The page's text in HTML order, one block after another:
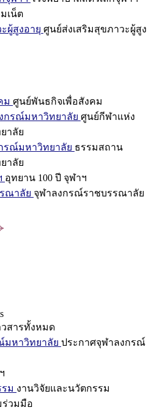
เน็ต
ผู้สูงอายุ ศูนย์ส่งเสริมสุขภาวะผู้สูง
ม ศูนย์พันธกิจเพื่อสังคม
กรณ์มหาวิทยาลัย ศูนย์กีฬาแห่ง
าลัย
รณ์มหาวิทยาลัย ธรรมสถาน
าลัย
อุทยาน 100 ปี จุฬาฯ
ณาลัย จุฬาลงกรณ์ราชบรรณาลัย
สารทั้งหมด
มหาวิทยาลัย ประกาศจุฬาลงกรณ์
ม งานวิจัยและนวัตกรรม
ร่วมมือ